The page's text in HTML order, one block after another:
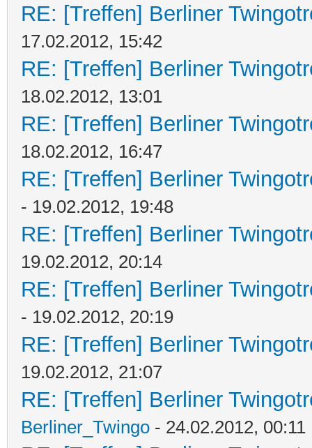
RE: [Treffen] Berliner
17.02.2012, 15:42
RE: [Treffen] Berliner
18.02.2012, 13:01
RE: [Treffen] Berliner
18.02.2012, 16:47
RE: [Treffen] Berliner
- 19.02.2012, 19:48
RE: [Treffen] Berliner
19.02.2012, 20:14
RE: [Treffen] Berliner
- 19.02.2012, 20:19
RE: [Treffen] Berliner
19.02.2012, 21:07
RE: [Treffen] Berliner
Berliner_Twingo - 24.02.2012, 00:11